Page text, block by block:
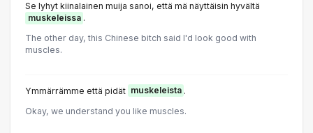
Se lyhyt kiinalainen muija sanoi, että mä näyttäisin hyvältä
muskeleissa .
The other day, this Chinese bitch said I'd look good with
muscles.
Ymmärrämme että pidät muskeleista .
Okay, we understand you like muscles.